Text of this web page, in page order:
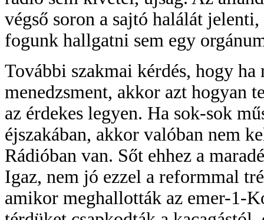
végső soron a sajtó halálát
fogunk hallgatni sem egy
További szakmai kérdés, hogy ha
menedzsment, akkor azt hogyan
az érdekes legyen. Ha sok-sok
éjszakában, akkor valóban nem
Rádióban van. Sőt ehhez a
Igaz, nem jó ezzel a reformmal
amikor meghallották az emer-1-